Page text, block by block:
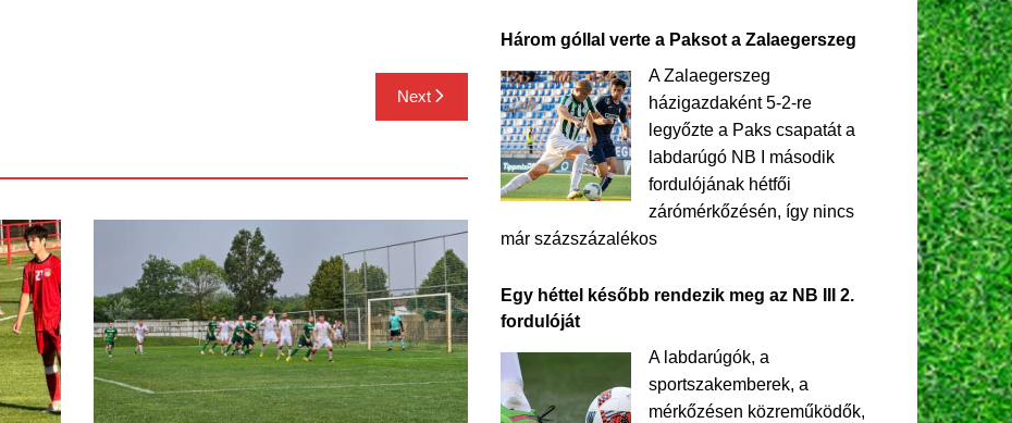
Next
Három góllal verte a Paksot a Zalaegerszeg
A Zalaegerszeg
házigazdaként 5-2-re
legyőzte a Paks csapatát a
labdarúgó NB I második
fordulójának hétfői
zárómérkőzésén, így nincs
már százszázalékos
Egy héttel később rendezik meg az NB III 2.
fordulóját
A labdarúgók, a
sportszakemberek, a
mérkőzésen közreműködők,